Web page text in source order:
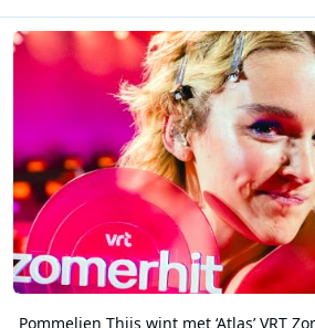
Pommelien Thijs wint met ‘Atlas’ VRT
Pommelien Thijs wint met ‘Atlas’ VRT